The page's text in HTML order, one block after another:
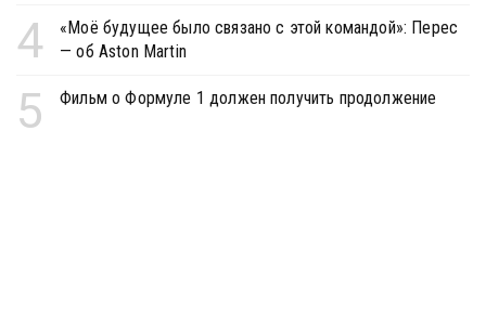
4
«Моё будущее было связано с этой командой»: Перес
— об Aston Martin
5 Фильм о Формуле 1 должен получить продолжение